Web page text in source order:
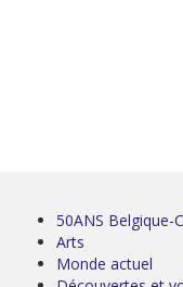
50ANS Belgique-
Arts
Monde actuel